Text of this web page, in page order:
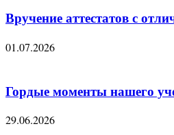
Вручение аттестатов с
01.07.2026
Гордые моменты нашего
29.06.2026